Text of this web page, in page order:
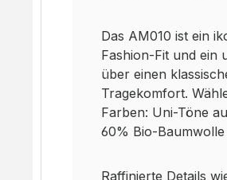
Das AM010 ist ein
Fashion-Fit und ein
über einen
Tragekomfort.
Farben: Uni-Töne
60% Bio-
Raffinierte Details